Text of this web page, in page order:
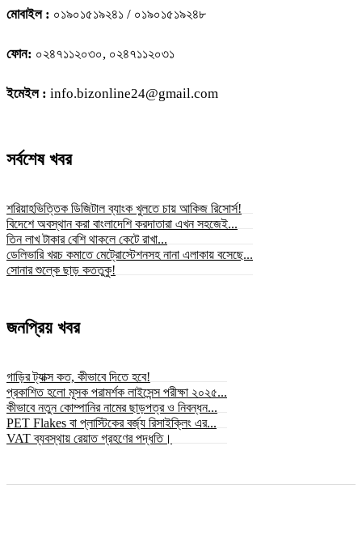
মোবাইল : ০১৯০১৫১৯২৪১ / ০১৯০১৫১৯২৪৮
ফোন: ০২৪৭১১২০৩০, ০২৪৭১১২০৩১
ইমেইল : info.bizonline24@gmail.com
সর্বশেষ খবর
শরিয়াহভিত্তিক ডিজিটাল ব্যাংক খুলতে চায় আকিজ রিসোর্স!
বিদেশে অবস্থান করা বাংলাদেশি করদাতারা এখন সহজেই...
তিন লাখ টাকার বেশি থাকলে কেটে রাখা...
ডেলিভারি খরচ কমাতে মেট্রোস্টেশনসহ নানা এলাকায় বসেছে...
সোনার শুল্কে ছাড় কততুকু!
জনপ্রিয় খবর
গাড়ির ট্যাক্স কত, কীভাবে দিতে হবে!
প্রকাশিত হলো মূসক পরামর্শক লাইসেন্স পরীক্ষা ২০২৫...
কীভাবে নতুন কোম্পানির নামের ছাড়পত্র ও নিবন্ধন...
PET Flakes বা প্লাস্টিকের বর্জ্য রিসাইক্লিং এর...
VAT ব্যবস্থায় রেয়াত গ্রহণের পদ্ধতি।